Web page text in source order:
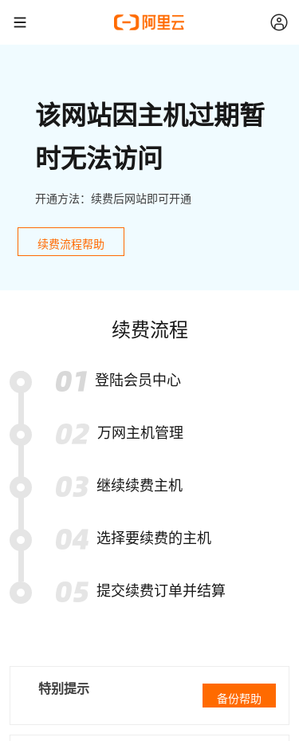
该网站因主机过期暂
时无法访问
开通方法：续费后网站即可开通
续费流程帮助
续费流程
登陆会员中心
万网主机管理
继续续费主机
选择要续费的主机
提交续费订单并结算
特别提示
备份帮助